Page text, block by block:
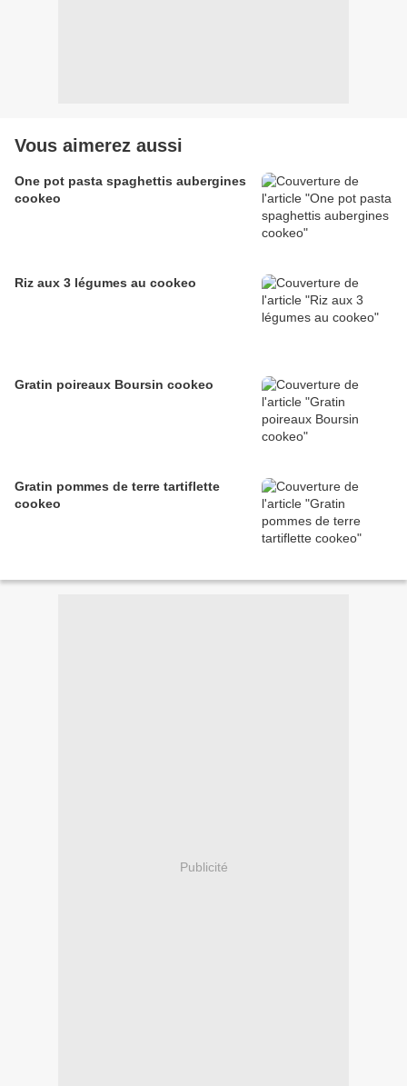
Vous aimerez aussi
One pot pasta spaghettis aubergines
cookeo
Riz aux 3 légumes au cookeo
Gratin poireaux Boursin cookeo
Gratin pommes de terre tartiflette
cookeo
Publicité